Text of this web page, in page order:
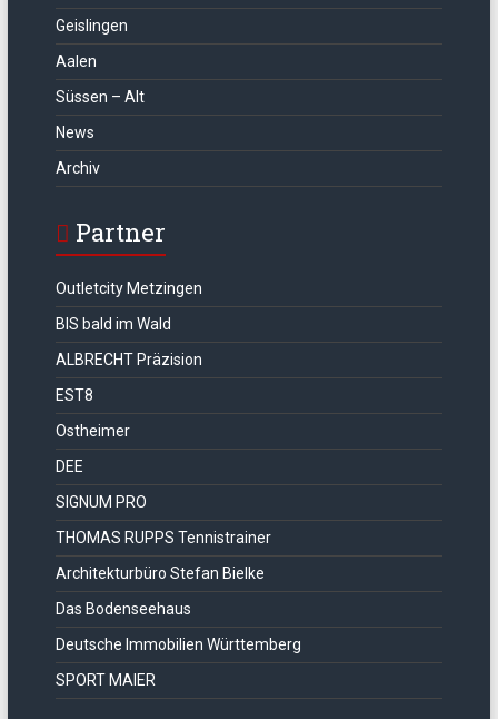
Geislingen
Aalen
Süssen – Alt
News
Archiv
Partner
Outletcity Metzingen
BIS bald im Wald
ALBRECHT Präzision
EST8
Ostheimer
DEE
SIGNUM PRO
THOMAS RUPPS Tennistrainer
Architekturbüro Stefan Bielke
Das Bodenseehaus
Deutsche Immobilien Württemberg
SPORT MAIER